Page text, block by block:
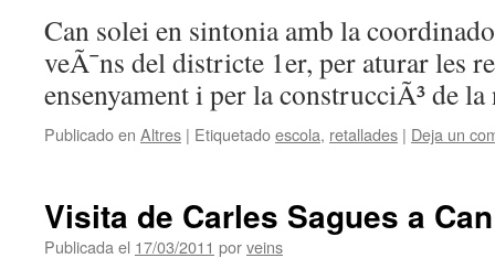
Can solei en sintonia amb la
veÃ¯ns del districte 1er, per aturar les
ensenyament i per la construcciÃ³ de
Publicado en Altres | Etiquetadoescola, retallades | Deja un
Visita de Carles Sagues a
Publicada el 17/03/2011 porveins